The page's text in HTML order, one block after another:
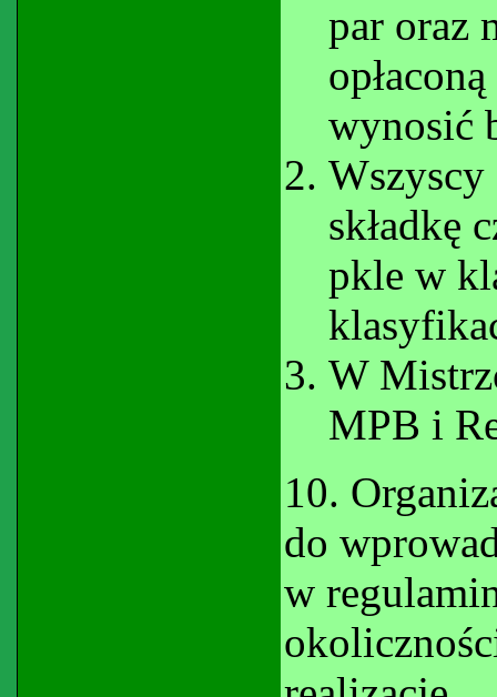
par oraz
wynosić
składkę
pkle w
W
MPB i
10.
do
w